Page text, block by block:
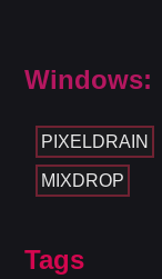
Windows:
PIXELDRAIN
MIXDROP
Tags